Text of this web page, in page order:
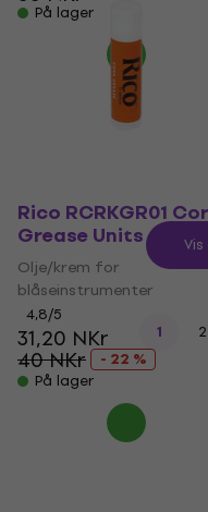
På lager
Rico RCRKGR01
Grease Units
Olje/krem for
blåseinstrumenter
4,8/5
31,20 NKr
40 NKr
- 22 %
På lager
1 2